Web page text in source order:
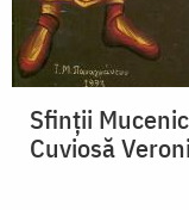
Sfinții
Cuviosă